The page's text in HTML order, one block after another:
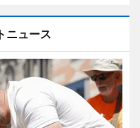
ニュース